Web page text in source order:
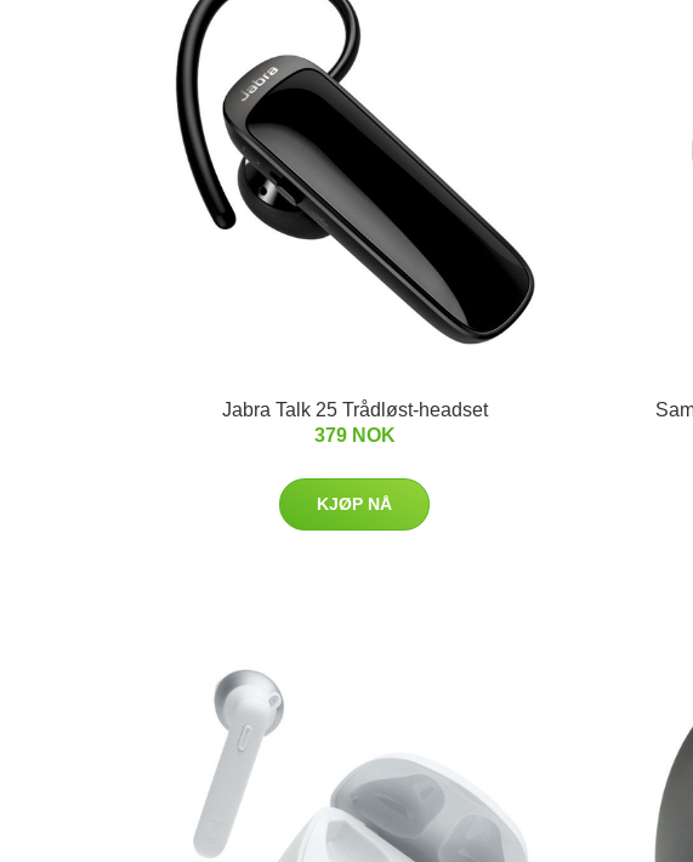
Jabra Talk 25 Trådløst-headset
379 NOK
KJØP NÅ